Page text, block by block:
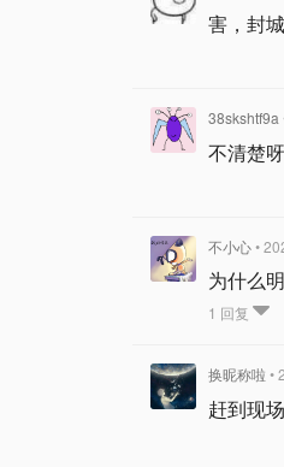
害，封
38skshtf9a
不清楚
不小心•
为什么
1 回复
换昵称啦 •
赶到现